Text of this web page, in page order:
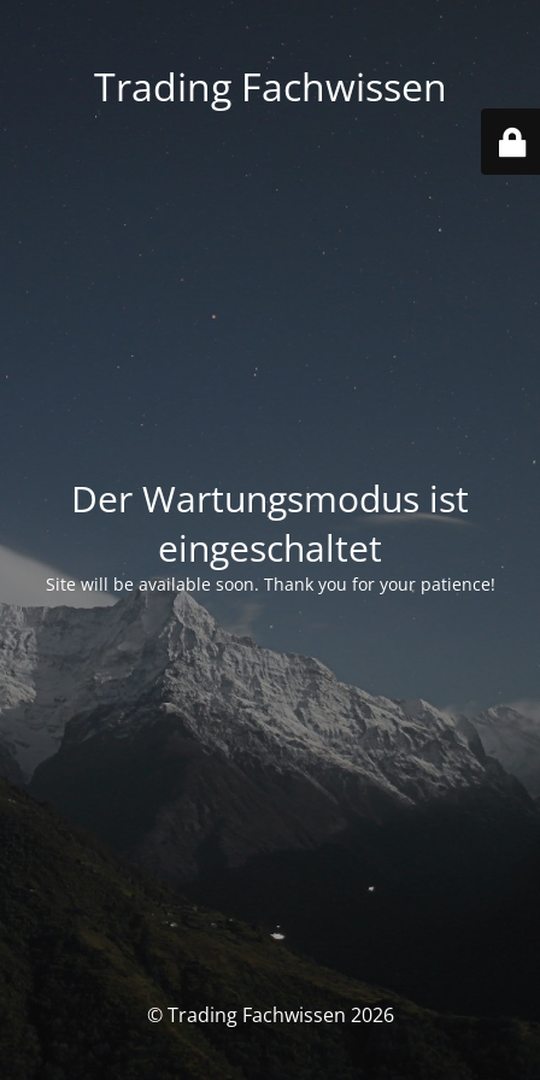
Trading Fachwissen
Der Wartungsmodus ist
eingeschaltet
Site will be available soon. Thank you for your patience!
© Trading Fachwissen 2026